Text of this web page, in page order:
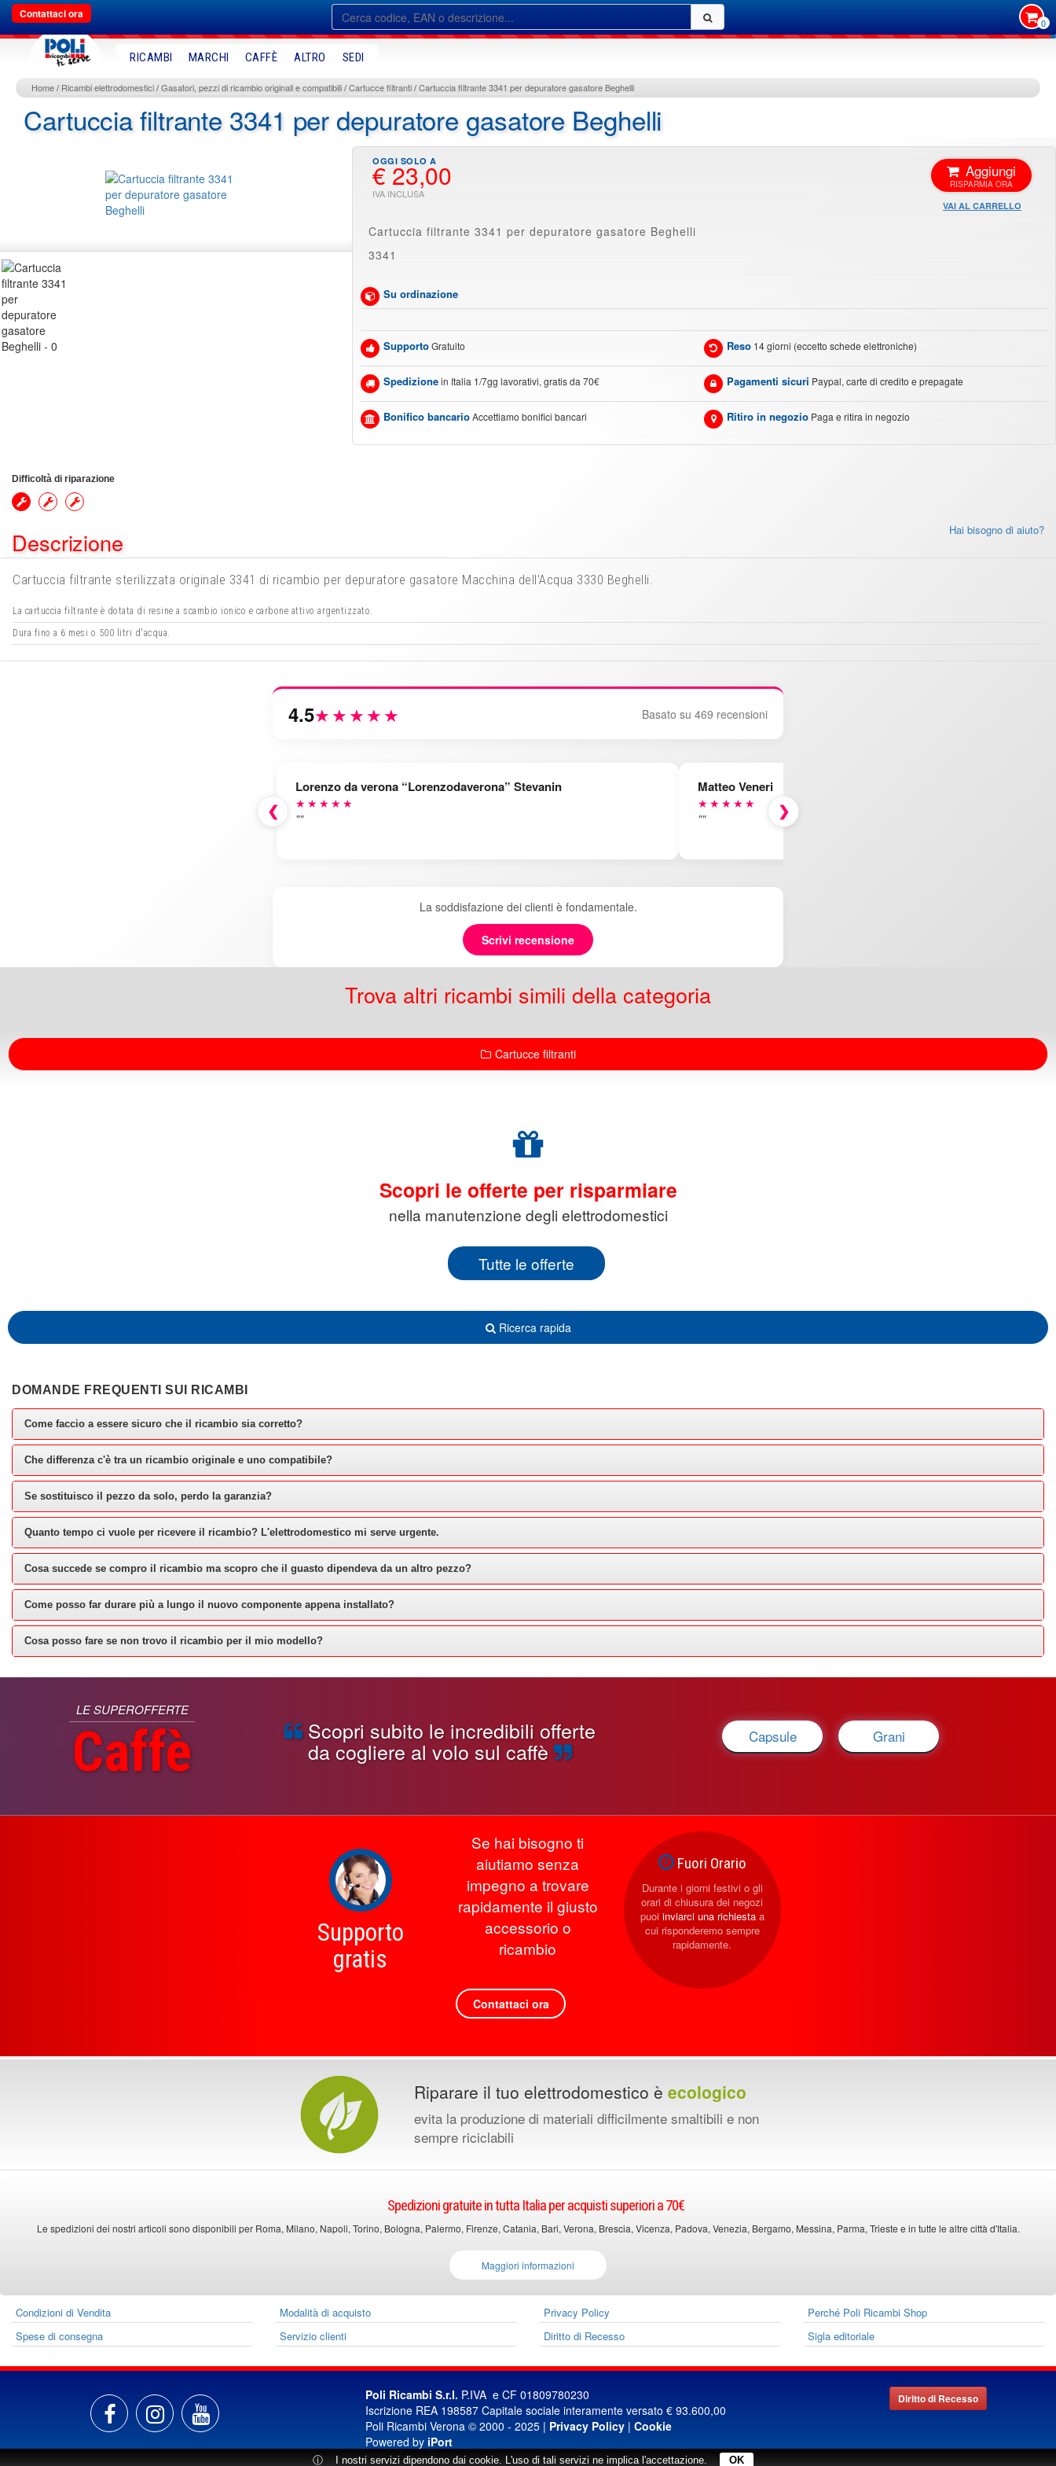
Contattaci ora
0
RICAMBI MARCHI CAFFÈ ALTRO SEDI
Home Ricambi elettrodomestici Gasatori, pezzi di ricambio originali e compatibili Cartucce filtranti Cartuccia filtrante 3341 per depuratore gasatore Beghelli
Cartuccia filtrante 3341 per depuratore gasatore Beghelli
€ 23,00 Aggiungi
VAI AL CARRELLO
Cartuccia filtrante 3341 per depuratore gasatore Beghelli
3341
Su ordinazione
SupportoGratuito Reso 14 giorni (eccetto schede elettroniche)
Spedizionein Italia 1/7gg lavorativi, gratis da 70€ Pagamenti sicuri Paypal, carte di credito e prepagate
Bonifico bancarioAccettiamo bonifici bancari Ritiro in negozio Paga e ritira in negozio
Difficoltà di riparazione
Hai bisogno di aiuto?
Descrizione
Cartuccia filtrante sterilizzata originale 3341 di ricambio per depuratore gasatore Macchina dell'Acqua 3330 Beghelli.
La cartuccia filtrante è dotata di resine a scambio ionico e carbone attivo argentizzato.
Dura fino a 6 mesi o 500 litri d'acqua.
4.5★★★★★ Basato su 469 recensioni
❮
Lorenzo da verona “Lorenzodaverona” Stevanin
★★★★★
""
Matteo Veneri
★★★★★
""
❯
La soddisfazione dei clienti è fondamentale.
Scrivi recensione
Trova altri ricambi simili della categoria
Cartucce filtranti
Scopri le offerte per risparmiare
nella manutenzione degli elettrodomestici
Tutte le offerte
Ricerca rapida
DOMANDE FREQUENTI SUI RICAMBI
Come faccio a essere sicuro che il ricambio sia corretto?
Che differenza c'è tra un ricambio originale e uno compatibile?
Se sostituisco il pezzo da solo, perdo la garanzia?
Quanto tempo ci vuole per ricevere il ricambio? L'elettrodomestico mi serve urgente.
Cosa succede se compro il ricambio ma scopro che il guasto dipendeva da un altro pezzo?
Come posso far durare più a lungo il nuovo componente appena installato?
Cosa posso fare se non trovo il ricambio per il mio modello?
LE SUPEROFFERTE
Caffè Scopri subito le incredibili offerte
da cogliere al volo sul caffè
Capsule Grani
Supporto
gratis
Se hai bisogno ti
aiutiamo senza
impegno a trovare
rapidamente il giusto
accessorio o
ricambio
Contattaci ora
Fuori Orario
Durante i giorni festivi o gli
orari di chiusura dei negozi
puoi inviarci una richiestaa
cui risponderemo sempre
rapidamente.
Riparare il tuo elettrodomestico è ecologico
evita la produzione di materiali difficilmente smaltibili e non
sempre riciclabili
Spedizioni gratuite in tutta Italia per acquisti superiori a 70€
Le spedizioni dei nostri articoli sono disponibili per Roma, Milano, Napoli, Torino, Bologna, Palermo, Firenze, Catania, Bari, Verona, Brescia, Vicenza, Padova, Venezia, Bergamo, Messina, Parma, Trieste e in tutte le altre città d'Italia.
Maggiori informazioni
Condizioni di Vendita Modalità di acquisto Privacy Policy
Perché Poli Ricambi Shop
Spese di consegna
Servizio clienti Diritto di Recesso Sigla editoriale
Poli Ricambi S.r.l. P.IVA e CF 01809780230
Iscrizione REA 198587 Capitale sociale interamente versato € 93.600,00
Poli Ricambi Verona © 2000 - 2025 | Privacy Policy| Cookie
Powered by iPort
Diritto di Recesso
ⓘ I nostri servizi dipendono dai cookie. L'uso di tali servizi ne implica l'accettazione. OK